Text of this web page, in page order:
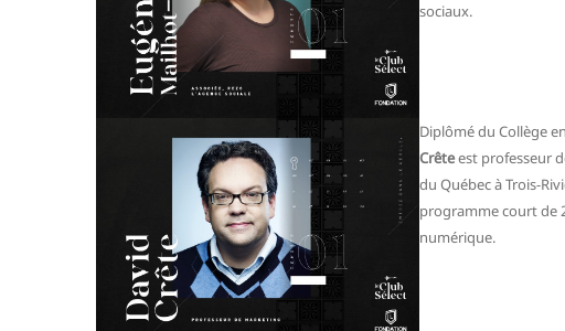
sociaux.
Diplômé du Collège
Crêteest professeur
du Québec à Trois-
programme court de
numérique.